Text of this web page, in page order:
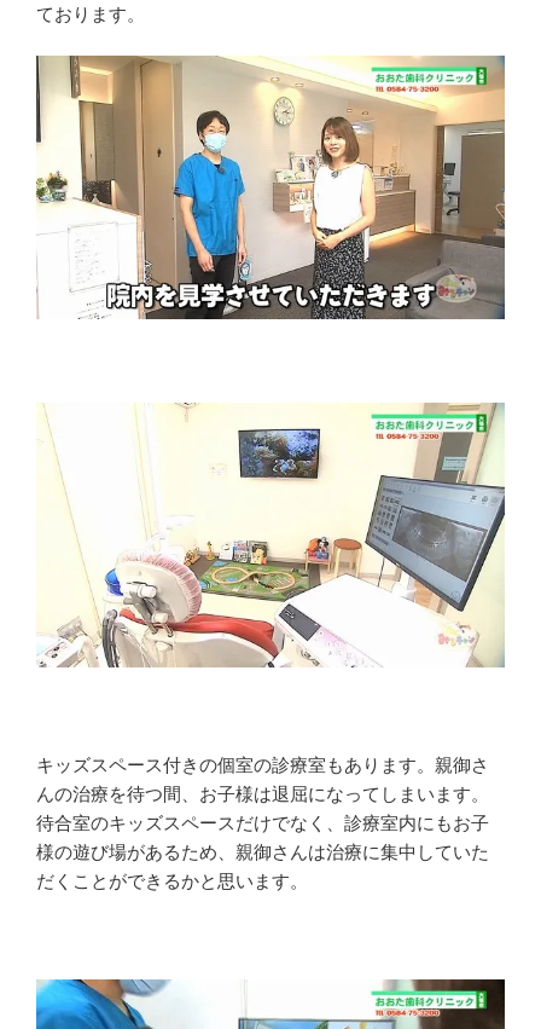
ております。
キッズスペース付きの個室の診療室もあります。親御さ
んの治療を待つ間、お子様は退屈になってしまいます。
待合室のキッズスペースだけでなく、診療室内にもお子
様の遊び場があるため、親御さんは治療に集中していた
だくことができるかと思います。